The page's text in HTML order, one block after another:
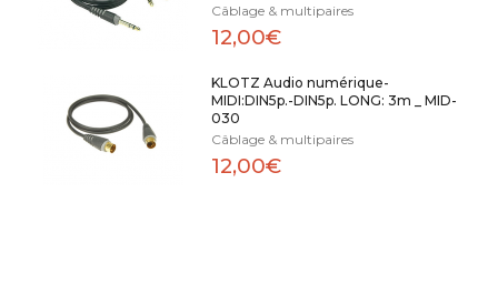
Câblage & multipaires
12,00€
KLOTZ Audio numérique-
MIDI:DIN5p.-DIN5p. LONG: 3m _ MID-
030
Câblage & multipaires
12,00€